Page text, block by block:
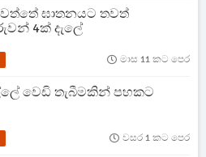
ඝාතනයට තවත්
4ක් දැලේ
මාස 11 කට පෙර
වෙඩි තැබීමකින් පහකට
වසර 1 කට පෙර